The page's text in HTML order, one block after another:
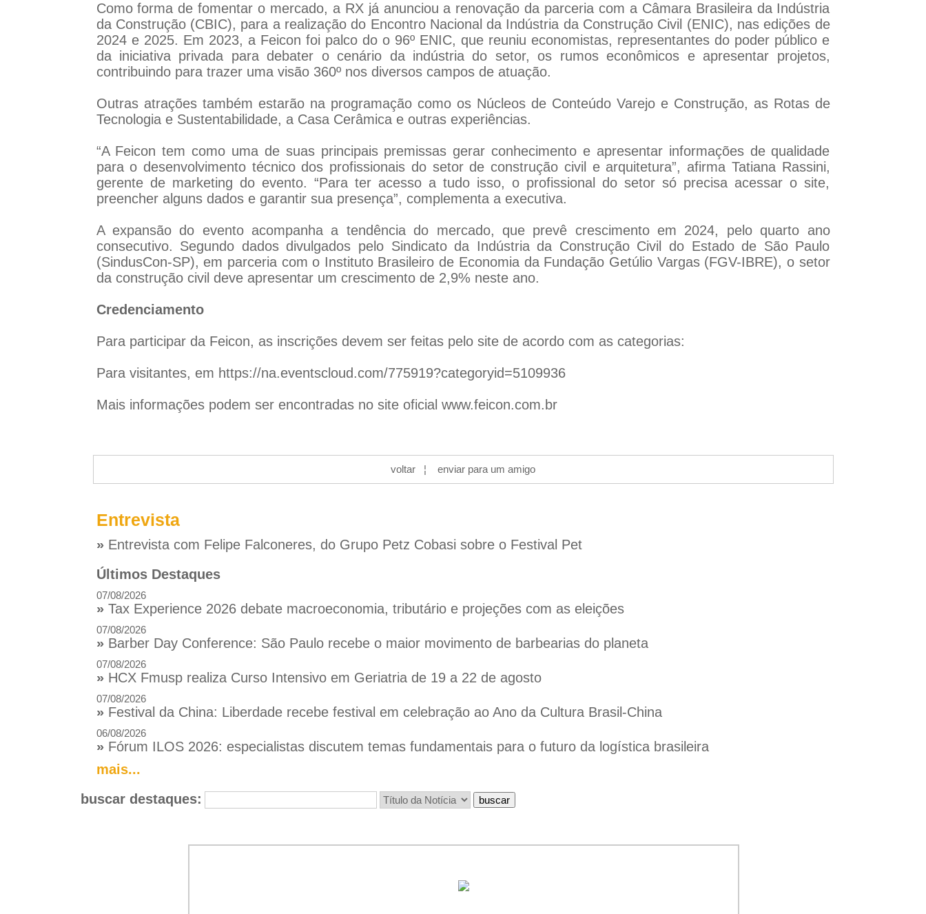
Como forma de fomentar o mercado, a RX já anunciou a renovação da parceria com a Câmara Brasileira da Indústria
da Construção (CBIC), para a realização do Encontro Nacional da Indústria da Construção Civil (ENIC), nas edições de
2024 e 2025. Em 2023, a Feicon foi palco do o 96º ENIC, que reuniu economistas, representantes do poder público e
da iniciativa privada para debater o cenário da indústria do setor, os rumos econômicos e apresentar projetos,
contribuindo para trazer uma visão 360º nos diversos campos de atuação.
Outras atrações também estarão na programação como os Núcleos de Conteúdo Varejo e Construção, as Rotas de
Tecnologia e Sustentabilidade, a Casa Cerâmica e outras experiências.
“A Feicon tem como uma de suas principais premissas gerar conhecimento e apresentar informações de qualidade
para o desenvolvimento técnico dos profissionais do setor de construção civil e arquitetura”, afirma Tatiana Rassini,
gerente de marketing do evento. “Para ter acesso a tudo isso, o profissional do setor só precisa acessar o site,
preencher alguns dados e garantir sua presença”, complementa a executiva.
A expansão do evento acompanha a tendência do mercado, que prevê crescimento em 2024, pelo quarto ano
consecutivo. Segundo dados divulgados pelo Sindicato da Indústria da Construção Civil do Estado de São Paulo
(SindusCon-SP), em parceria com o Instituto Brasileiro de Economia da Fundação Getúlio Vargas (FGV-IBRE), o setor
da construção civil deve apresentar um crescimento de 2,9% neste ano.
Credenciamento
Para participar da Feicon, as inscrições devem ser feitas pelo site de acordo com as categorias:
Para visitantes, em https://na.eventscloud.com/775919?categoryid=5109936
Mais informações podem ser encontradas no site oficial www.feicon.com.br
voltar ¦ enviar para um amigo
Entrevista
» Entrevista com Felipe Falconeres, do Grupo Petz Cobasi sobre o Festival Pet
Últimos Destaques
07/08/2026
» Tax Experience 2026 debate macroeconomia, tributário e projeções com as eleições
07/08/2026
» Barber Day Conference: São Paulo recebe o maior movimento de barbearias do planeta
07/08/2026
» HCX Fmusp realiza Curso Intensivo em Geriatria de 19 a 22 de agosto
07/08/2026
» Festival da China: Liberdade recebe festival em celebração ao Ano da Cultura Brasil-China
06/08/2026
» Fórum ILOS 2026: especialistas discutem temas fundamentais para o futuro da logística brasileira
mais...
buscar destaques: